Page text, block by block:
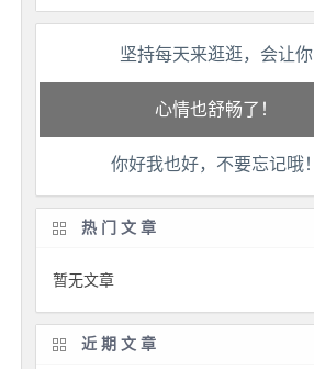
坚持每天来逛逛，会让你
工作也轻松了！
生活也美好了！
心情也舒畅了！
走路也有劲了！
腰也不酸了！
你好我也好，不要忘记哦！
热门文章
暂无文章
近期文章